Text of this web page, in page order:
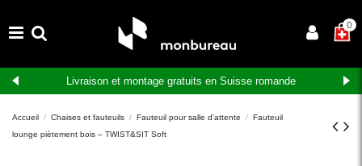
×0
Livraison et montage gratuits en Suisse romande
Accueil Chaises et fauteuils Fauteuil pour salle d'attente
Fauteuil
lounge piètement bois – TWIST&SIT Soft